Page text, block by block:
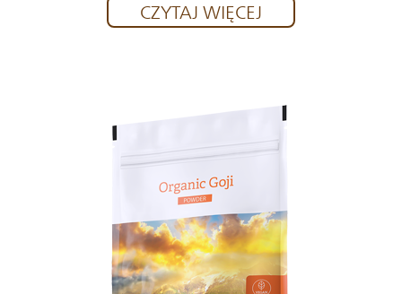
CZYTAJ WIĘCEJ